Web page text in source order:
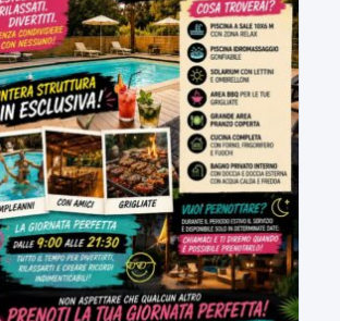
Miasmi dagli impianti di
depurazione, inviato l'esposto:
scattano le indagini
I cattivi odori provenienti dagli impianti di
depurazione industriale di...